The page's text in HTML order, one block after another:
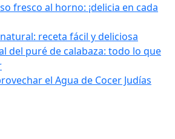
fresco al horno: ¡delicia en cada
receta fácil y deliciosa
del puré de calabaza: todo lo que
el Agua de Cocer Judías